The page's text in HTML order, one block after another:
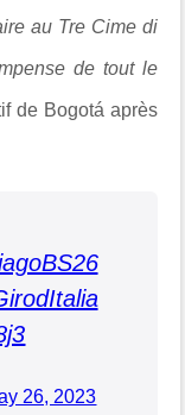
au Tre Cime di
de tout le
de Bogotá après
26, 2023